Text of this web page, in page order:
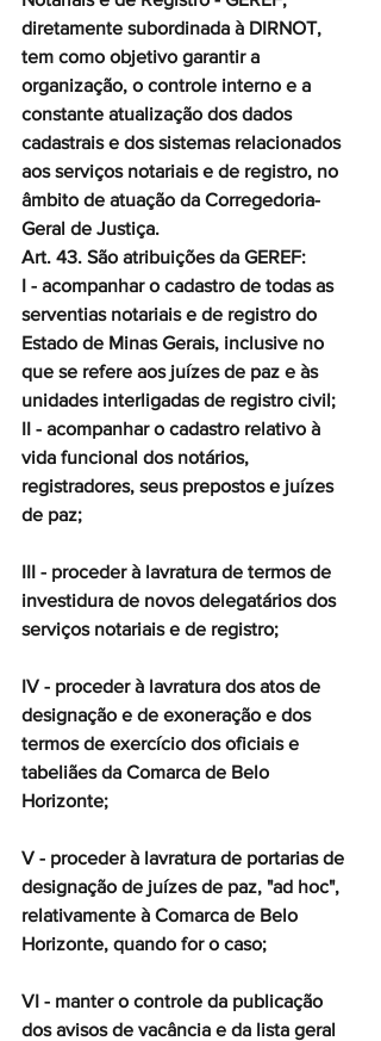
diretamente subordinada à DIRNOT,
tem como objetivo garantir a
organização, o controle interno e a
constante atualização dos dados
cadastrais e dos sistemas relacionados
aos serviços notariais e de registro, no
âmbito de atuação da Corregedoria-
Geral de Justiça.
Art. 43. São atribuições da GEREF:
I - acompanhar o cadastro de todas as
serventias notariais e de registro do
Estado de Minas Gerais, inclusive no
que se refere aos juízes de paz e às
unidades interligadas de registro civil;
II - acompanhar o cadastro relativo à
vida funcional dos notários,
registradores, seus prepostos e juízes
de paz;
III - proceder à lavratura de termos de
investidura de novos delegatários dos
serviços notariais e de registro;
IV - proceder à lavratura dos atos de
designação e de exoneração e dos
termos de exercício dos oficiais e
tabeliães da Comarca de Belo
Horizonte;
V - proceder à lavratura de portarias de
designação de juízes de paz, "ad hoc",
relativamente à Comarca de Belo
Horizonte, quando for o caso;
VI - manter o controle da publicação
dos avisos de vacância e da lista geral